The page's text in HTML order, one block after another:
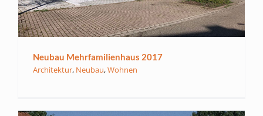
Neubau Mehrfamilienhaus 2017
Architektur, Neubau,Wohnen